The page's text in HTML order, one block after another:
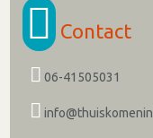
Contact
06-41505031